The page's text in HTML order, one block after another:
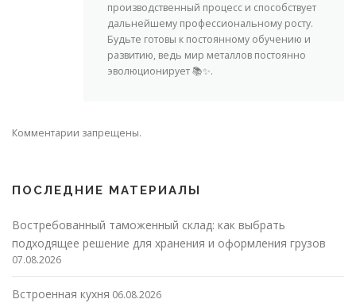
производственный процесс и способствует
дальнейшему профессиональному росту.
Будьте готовы к постоянному обучению и
развитию, ведь мир металлов постоянно
эволюционирует 📚✨.
Комментарии запрещены.
ПОСЛЕДНИЕ МАТЕРИАЛЫ
Востребованный таможенный склад: как выбрать
подходящее решение для хранения и оформления грузов
07.08.2026
Встроенная кухня 06.08.2026